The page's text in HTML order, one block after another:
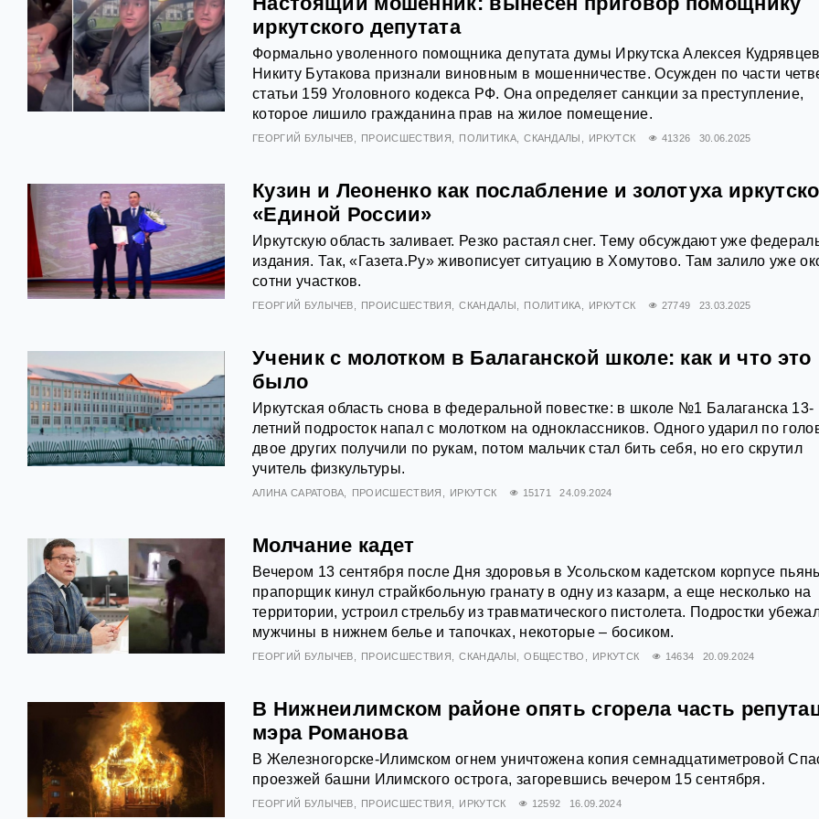
иркутского депутата
Формально уволенного помощника депутата думы Иркутска Алексея
Никиту Бутакова признали виновным в мошенничестве. Осужден по части
статьи 159 Уголовного кодекса РФ. Она определяет санкции за преступление,
которое лишило гражданина прав на жилое помещение.
ГЕОРГИЙ БУЛЫЧЕВ ПРОИСШЕСТВИЯ ПОЛИТИКА СКАНДАЛЫ ИРКУТСК 41326 30.06.2025
Кузин и Леоненко как послабление и золотуха
«Единой России»
Иркутскую область заливает. Резко растаял снег. Тему обсуждают уже
издания. Так, «Газета.Ру» живописует ситуацию в Хомутово. Там залило уже
сотни участков.
ГЕОРГИЙ БУЛЫЧЕВ ПРОИСШЕСТВИЯ СКАНДАЛЫ ПОЛИТИКА ИРКУТСК 27749 23.03.2025
Ученик с молотком в Балаганской школе: как и что это
было
Иркутская область снова в федеральной повестке: в школе №1 Балаганска 13-
летний подросток напал с молотком на одноклассников. Одного ударил по
двое других получили по рукам, потом мальчик стал бить себя, но его скрутил
учитель физкультуры.
АЛИНА САРАТОВА ПРОИСШЕСТВИЯ ИРКУТСК 15171 24.09.2024
Молчание кадет
Вечером 13 сентября после Дня здоровья в Усольском кадетском корпусе
прапорщик кинул страйкбольную гранату в одну из казарм, а еще несколько на
территории, устроил стрельбу из травматического пистолета. Подростки
мужчины в нижнем белье и тапочках, некоторые – босиком.
ГЕОРГИЙ БУЛЫЧЕВ ПРОИСШЕСТВИЯ СКАНДАЛЫ ОБЩЕСТВО ИРКУТСК 14634 20.09.2024
В Нижнеилимском районе опять сгорела часть
мэра Романова
В Железногорске-Илимском огнем уничтожена копия семнадцатиметровой
проезжей башни Илимского острога, загоревшись вечером 15 сентября.
ГЕОРГИЙ БУЛЫЧЕВ ПРОИСШЕСТВИЯ ИРКУТСК 12592 16.09.2024